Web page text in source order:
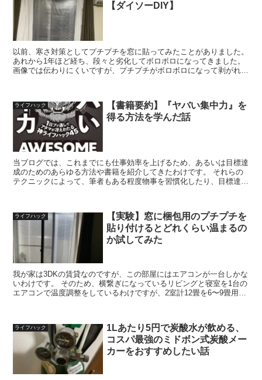
【ダイソーDIY】
以前、寒さ対策としてプチプチを窓に貼ってみたことがありました。
あれから1年ほど経ち、段々と劣化してボロボロになってきました。
画像では伝わりにくいですが、プチプチがボロボロになって剥がれた
ライフハック
【書籍要約】『ヤバい集中力』を
得る方法を学んだ話
当ブログでは、これまでにも仕事効率を上げるため、あるいは目標達
成のためのあらゆる方法や書籍を紹介してきたわけです。 それらの
テクニックによって、筆者もある程度物事を習慣化したり、目標達成
ライフハック
【実験】窓に梱包用のプチプチを
貼り付けるとどれくらい温まるの
か試してみた
我が家は3DKの賃貸なのですが、この部屋にはエアコンが一台しかな
いわけです。 そのため、横繋ぎになっているリビングと寝室を1台の
エアコンで温度調整をしているわけですが、2室計12畳を6〜9畳用エ
ライフハック
1Lあたり5円で炭酸水が飲める、
コスパ最強のミドボン式炭酸メー
カーをおすすめしたい話